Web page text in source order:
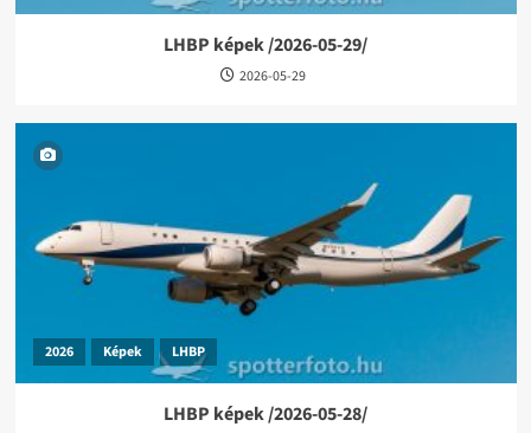
LHBP képek /2026-05-29/
2026-05-29
2026 Képek LHBP
LHBP képek /2026-05-28/